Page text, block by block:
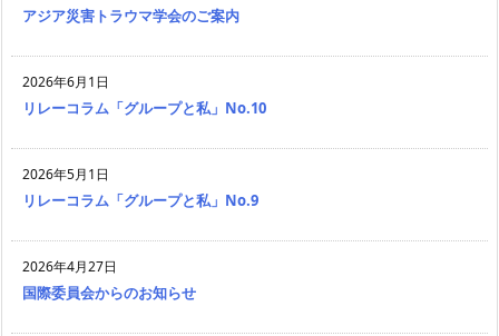
アジア災害トラウマ学会のご案内
2026年6月1日
リレーコラム「グループと私」No.10
2026年5月1日
リレーコラム「グループと私」No.9
2026年4月27日
国際委員会からのお知らせ